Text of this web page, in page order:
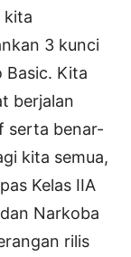
kita
3 kunci
Basic. Kita
berjalan
serta benar-
kita semua,
Kelas IIA
Narkoba
rilis